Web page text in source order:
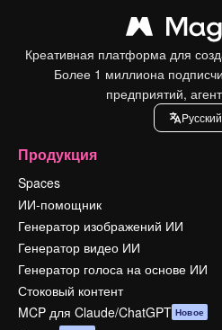
Креативная платформа для
Более 1 миллиона
предприятий,
Pусский
Продукция
Spaces
ИИ-помощник
Генератор изображений ИИ
Генератор видео ИИ
Генератор голоса на основе ИИ
Стоковый контент
MCP для Claude/ChatGPT Новое